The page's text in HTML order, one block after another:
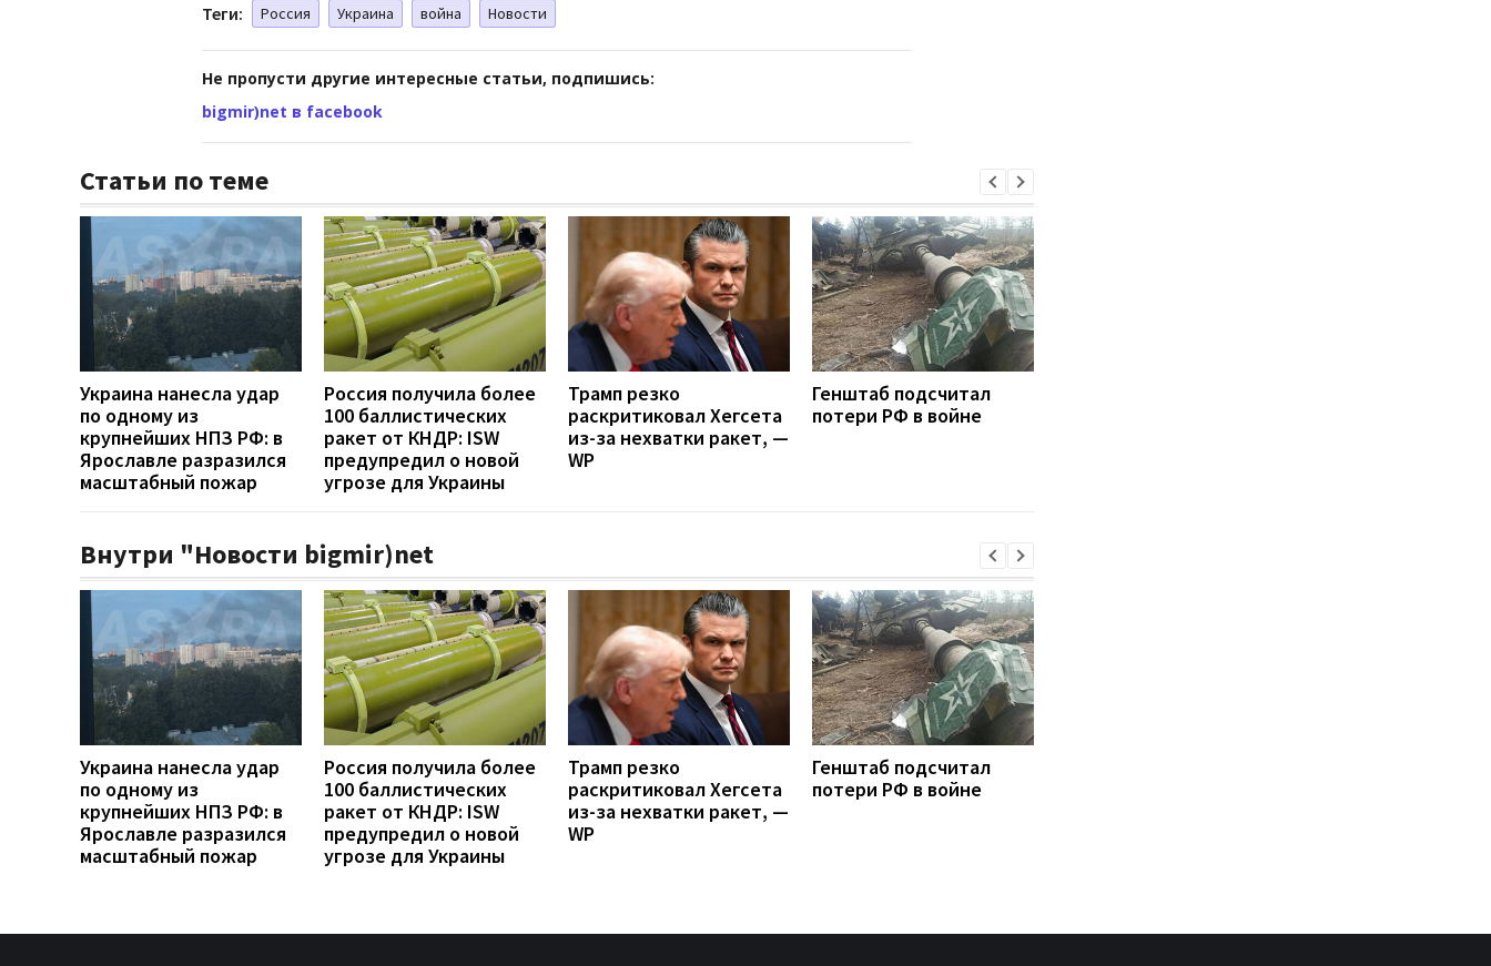
Теги: Россия Украина война Новости
Не пропусти другие интересные статьи, подпишись:
bigmir)net в facebook
Статьи по теме
Украина нанесла удар
по одному из
крупнейших НПЗ РФ: в
Ярославле разразился
масштабный пожар
Россия получила более
100 баллистических
ракет от КНДР: ISW
предупредил о новой
угрозе для Украины
Трамп резко
раскритиковал Хегсета
из-за нехватки ракет, —
WP
Генштаб подсчитал
потери РФ в войне
Внутри "Новости bigmir)net
Украина нанесла удар
по одному из
крупнейших НПЗ РФ: в
Ярославле разразился
масштабный пожар
Россия получила более
100 баллистических
ракет от КНДР: ISW
предупредил о новой
угрозе для Украины
Трамп резко
раскритиковал Хегсета
из-за нехватки ракет, —
WP
Генштаб подсчитал
потери РФ в войне